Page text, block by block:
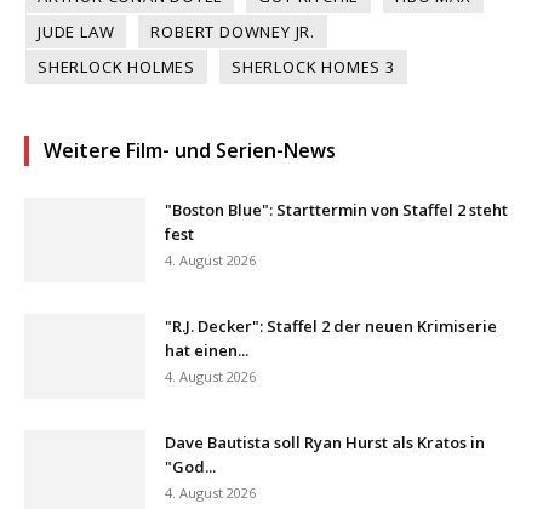
JUDE LAW
ROBERT DOWNEY JR.
SHERLOCK HOLMES
SHERLOCK HOMES 3
Weitere Film- und Serien-News
"Boston Blue": Starttermin von Staffel 2 steht
fest
4. August 2026
"R.J. Decker": Staffel 2 der neuen Krimiserie
hat einen...
4. August 2026
Dave Bautista soll Ryan Hurst als Kratos in
"God...
4. August 2026